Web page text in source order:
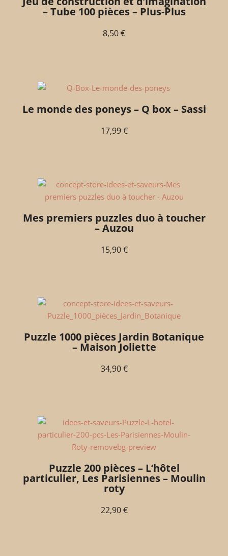
– Tube 100 pièces – Plus-Plus
8,50€
Le monde des poneys – Q box – Sassi
17,99€
Mes premiers puzzles duo à toucher
– Auzou
15,90€
Puzzle 1000 pièces Jardin Botanique
– Maison Joliette
34,90€
Puzzle 200 pièces – L’hôtel
particulier, Les Parisiennes – Moulin
roty
22,90€